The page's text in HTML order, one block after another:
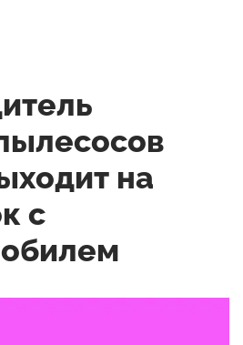
на
с